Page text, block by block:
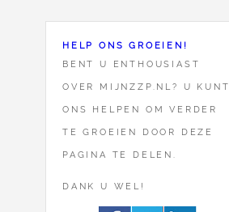
HELP ONS GROEIEN!
BENT U ENTHOUSIAST
OVER MIJNZZP.NL? U KUNT
ONS HELPEN OM VERDER
TE GROEIEN DOOR DEZE
PAGINA TE DELEN.
DANK U WEL!